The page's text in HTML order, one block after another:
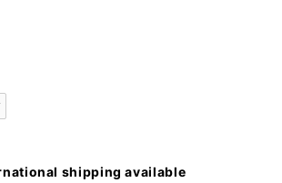
shipping available